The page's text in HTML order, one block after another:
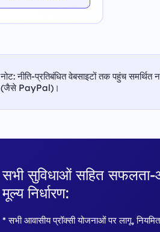
नोट: नीति-प्रतिबंधित वेबसाइटों तक पहुंच
(जैसे PayPal)।
सभी सुविधाओं सहित सफलता-
मूल्य निर्धारण:
* सभी आवासीय प्रॉक्सी योजनाओं पर लागू,